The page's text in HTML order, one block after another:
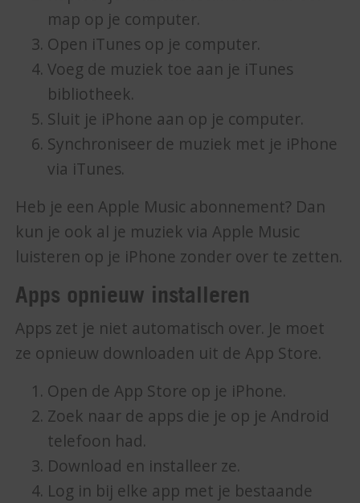
map op je computer.
Open iTunes op je computer.
Voeg de muziek toe aan je iTunes
bibliotheek.
Sluit je iPhone aan op je computer.
Synchroniseer de muziek met je iPhone
via iTunes.
Heb je een Apple Music abonnement? Dan
kun je ook al je muziek via Apple Music
luisteren op je iPhone zonder over te zetten.
Apps opnieuw installeren
Apps zet je niet automatisch over. Je moet
ze opnieuw downloaden uit de App Store.
Open de App Store op je iPhone.
Zoek naar de apps die je op je Android
telefoon had.
Download en installeer ze.
Log in bij elke app met je bestaande